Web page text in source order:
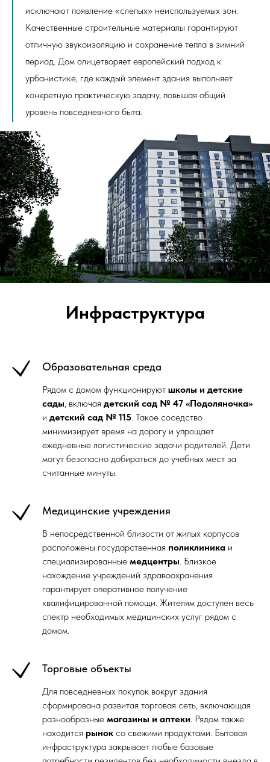
исключают появление «слепых» неиспользуемых зон.
Качественные строительные материалы гарантируют
отличную звукоизоляцию и сохранение тепла в зимний
период. Дом олицетворяет европейский подход к
урбанистике, где каждый элемент здания выполняет
конкретную практическую задачу, повышая общий
уровень повседневного быта.
Инфраструктура
Образовательная среда
Рядом с домом функционируют школы и детские
сады, включая детский сад № 47 «Подоляночка»
и детский сад № 115. Такое соседство
минимизирует время на дорогу и упрощает
ежедневные логистические задачи родителей. Дети
могут безопасно добираться до учебных мест за
считанные минуты.
Медицинские учреждения
В непосредственной близости от жилых корпусов
расположены государственная поликлиника и
специализированные медцентры. Близкое
нахождение учреждений здравоохранения
гарантирует оперативное получение
квалифицированной помощи. Жителям доступен весь
спектр необходимых медицинских услуг рядом с
домом.
Торговые объекты
Для повседневных покупок вокруг здания
сформирована развитая торговая сеть, включающая
разнообразные магазины и аптеки. Рядом также
находится рынок со свежими продуктами. Бытовая
инфраструктура закрывает любые базовые